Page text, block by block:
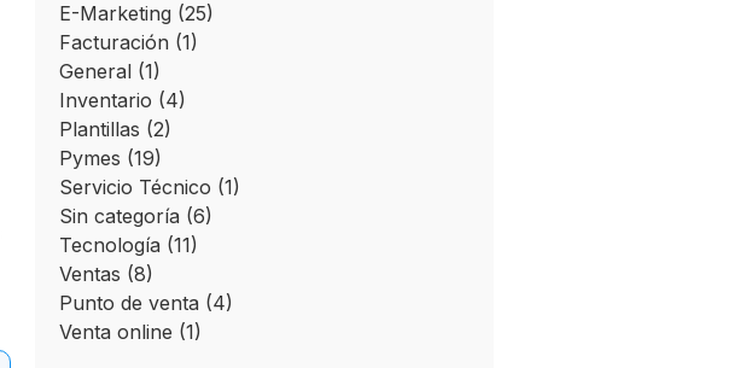
E-Marketing (25)
Facturación (1)
General(1)
Inventario (4)
Plantillas (2)
Pymes (19)
Servicio Técnico (1)
Sin categoría (6)
Tecnología (11)
Ventas (8)
Punto de venta (4)
Venta online (1)